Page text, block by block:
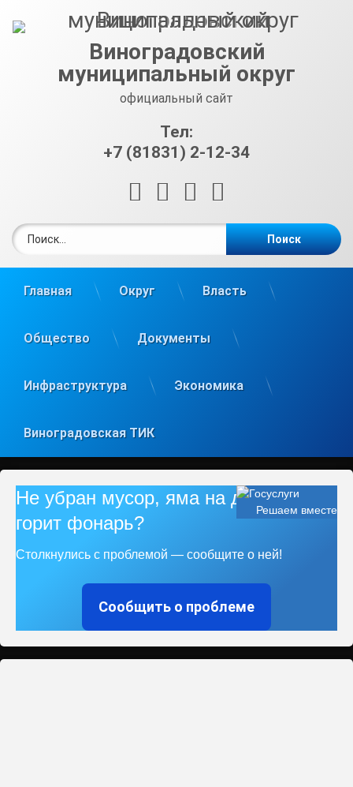
Виноградовский
муниципальный округ
официальный сайт
Тел:
+7 (81831) 2-12-34
RSS E-mailВКонтакте
Главная Округ Власть
Общество Документы
Инфраструктура Экономика
Виноградовская ТИК
Решаем вместе
Не убран мусор, яма на дороге, не
горит фонарь?
Столкнулись с проблемой — сообщите о ней!
Сообщить о проблеме